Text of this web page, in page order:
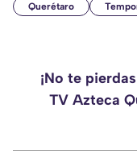
Querétaro
¡No te
TV Azteca